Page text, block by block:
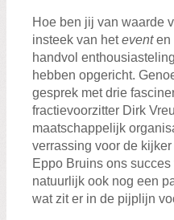
Hoe ben jij van waarde
insteek van heteventen
handvol
hebben opgericht.
gesprek met drie
fractievoorzitter Dirk
maatschappelijk
verrassing voor de
Eppo Bruins ons
natuurlijk ook nog een
wat zit er in de pijplijn